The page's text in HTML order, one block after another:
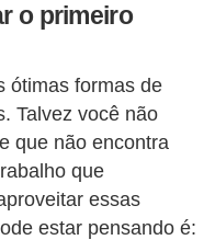
o primeiro
ótimas formas de
Talvez você não
que não encontra
que
essas
estar pensando é: